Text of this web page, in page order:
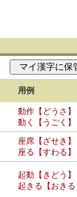
用例
動作【どうさ】
動く【うごく】
座席【ざせき】
座る【すわる】
起動【きどう】
起きる【おき